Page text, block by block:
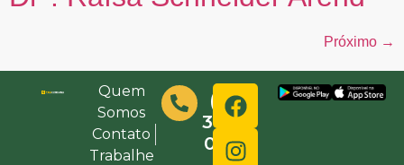
Próximo →
Quem
Somos
Contato
Trabalhe
(48)
3632-
0000